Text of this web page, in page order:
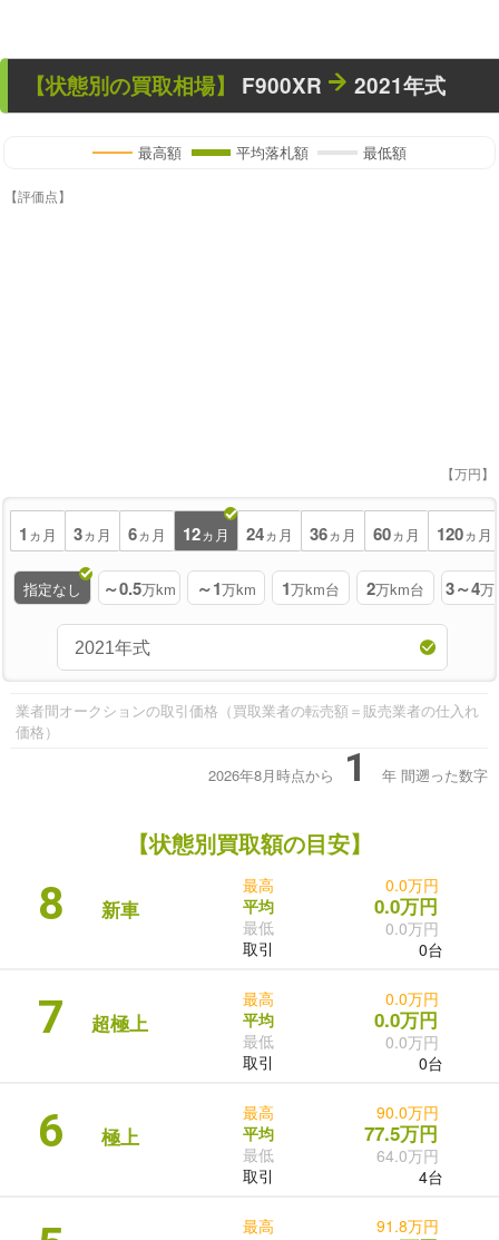
【状態別の買取相場】 F900XR 2021年式
最高額 平均落札額 最低額
【評価点】
【万円】
1 ヵ月 3ヵ月 6ヵ月 12ヵ月 24ヵ月 36ヵ月 60ヵ月 120ヵ月
指定なし ～0.5万km ～1万km 1万km台 2万km台 3～4万
業者間オークションの取引価格（買取業者の転売額＝販売業者の仕入れ
価格）
2026年8月時点から 1 年 間遡った数字
【状態別買取額の目安】
8 新車
最高
平均
最低
取引
0.0万円
0.0万円
0.0万円
0台
7 超極上
最高
平均
最低
取引
0.0万円
0.0万円
0.0万円
0台
6 極上
最高
平均
最低
取引
90.0万円
77.5万円
64.0万円
4台
最高
91.8万円